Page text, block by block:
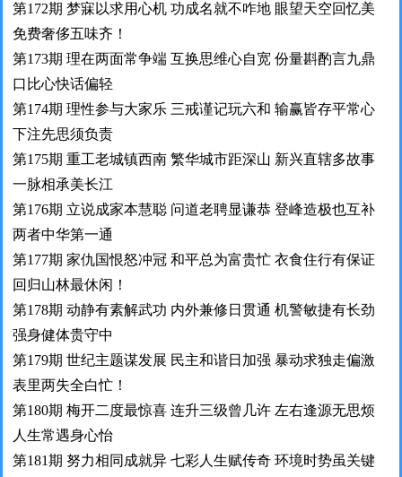
第172期 梦寐以求用心机 功成名就不咋地 眼望天空回忆美
免费奢侈五味齐！
第173期 理在两面常争端 互换思维心自宽 份量斟酌言九鼎
口比心快话偏轻
第174期 理性参与大家乐 三戒谨记玩六和 输赢皆存平常心
下注先思须负责
第175期 重工老城镇西南 繁华城市距深山 新兴直辖多故事
一脉相承美长江
第176期 立说成家本慧聪 问道老聘显谦恭 登峰造极也互补
两者中华第一通
第177期 家仇国恨怒冲冠 和平总为富贵忙 衣食住行有保证
回归山林最休闲！
第178期 动静有素解武功 内外兼修日贯通 机警敏捷有长劲
强身健体贵守中
第179期 世纪主题谋发展 民主和谐日加强 暴动求独走偏激
表里两失全白忙！
第180期 梅开二度最惊喜 连升三级曾几许 左右逢源无思烦
人生常遇身心怡
第181期 努力相同成就异 七彩人生赋传奇 环境时势虽关键